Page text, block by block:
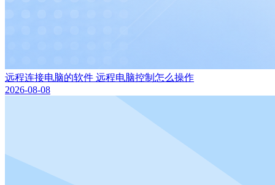
远程连接电脑的软件 远程电脑控制怎么操作
2026-08-08